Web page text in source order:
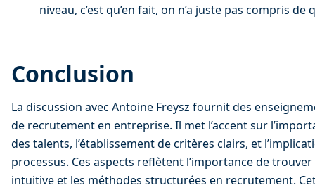
niveau, c’est qu’en fait, on n’a juste pas compris de
Conclusion
La discussion avec Antoine Freysz fournit des
de recrutement en entreprise. Il met l’accent sur
des talents, l’établissement de critères clairs, et
processus. Ces aspects reflètent l’importance de
intuitive et les méthodes structurées en recrutement.